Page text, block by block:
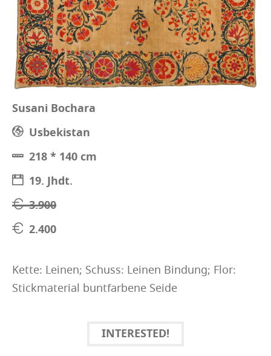
Susani Bochara
Usbekistan
218 * 140 cm
19. Jhdt.
3.900
2.400
Kette: Leinen; Schuss: Leinen Bindung; Flor:
Stickmaterial buntfarbene Seide
INTERESTED!